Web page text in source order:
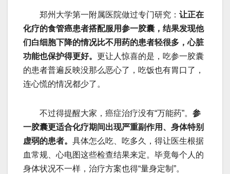
郑州大学第一附属医院做过专门研究： 让正在
化疗的食管癌患者搭配服用参一胶囊，结果发现他
们白细胞下降的情况比不用药的患者轻很多，心脏
功能也保护得更好。 更让人惊喜的是，吃参一胶囊
的患者普遍反映没那么恶心了，吃饭也有胃口了，
连心慌的情况都少了。
不过得提醒大家，癌症治疗没有“万能药”。 参
一胶囊更适合化疗期间出现严重副作用、身体特别
虚弱的患者。 具体怎么吃、吃多久，得让医生根据
血常规、心电图这些检查结果来定。毕竟每个人的
身体状况不一样，治疗方案也得“量身定制”。